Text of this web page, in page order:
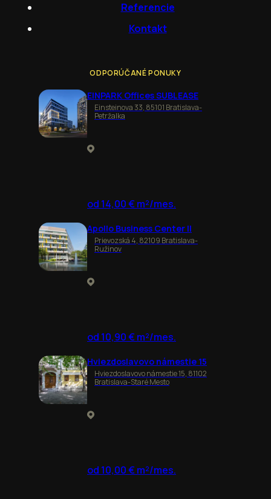
Referencie
Kontakt
ODPORÚČANÉ PONUKY
EINPARK Offices SUBLEASE
Einsteinova 33, 85101 Bratislava-
Petržalka
od 14,00 € m²/mes.
Apollo Business Center II
Prievozská 4, 82109 Bratislava-
Ružinov
od 10,90 € m²/mes.
Hviezdoslavovo námestie 15
Hviezdoslavovo námestie 15, 81102
Bratislava-Staré Mesto
od 10,00 € m²/mes.